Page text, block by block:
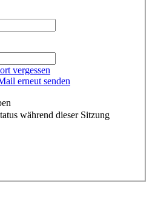
vergessen
erneut senden
während dieser Sitzung